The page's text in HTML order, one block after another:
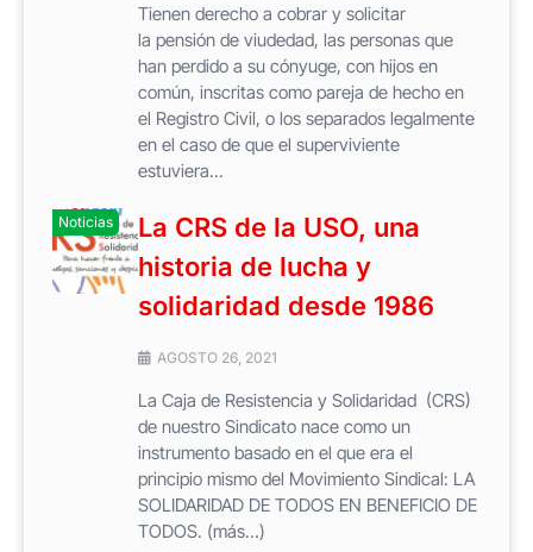
Tienen derecho a cobrar y solicitar
la pensión de viudedad, las personas que
han perdido a su cónyuge, con hijos en
común, inscritas como pareja de hecho en
el Registro Civil, o los separados legalmente
en el caso de que el superviviente
estuviera...
Noticias
La CRS de la USO, una
historia de lucha y
solidaridad desde 1986
AGOSTO 26, 2021
La Caja de Resistencia y Solidaridad (CRS)
de nuestro Sindicato nace como un
instrumento basado en el que era el
principio mismo del Movimiento Sindical: LA
SOLIDARIDAD DE TODOS EN BENEFICIO DE
TODOS. (más…)